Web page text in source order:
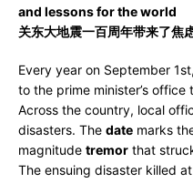
and lessons for the world
关东大地震一百周年带来了焦
Every year on September
to the prime minister’s
Across the country, local
disasters. The date marks
magnitude tremor that
The ensuing disaster killed